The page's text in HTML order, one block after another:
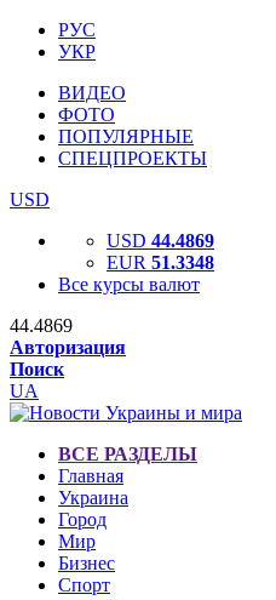
РУС
УКР
ВИДЕО
ФОТО
ПОПУЛЯРНЫЕ
СПЕЦПРОЕКТЫ
USD
USD 44.4869
EUR 51.3348
Все курсы валют
44.4869
Авторизация
Поиск
UA
ВСЕ РАЗДЕЛЫ
Главная
Украина
Город
Мир
Бизнес
Спорт